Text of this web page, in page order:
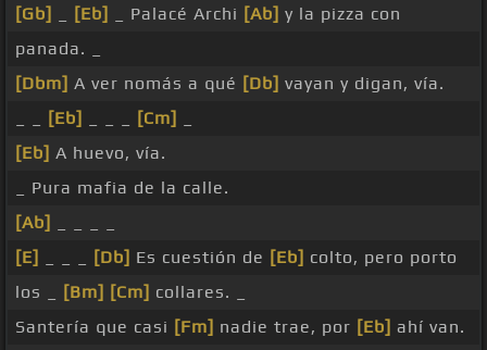
[Gb]
[Eb] _ Palacé Archi [Ab] y la pizza con
panada. _
[Dbm] A ver nomás a qué [Db] vayan y digan, vía.
[Eb] [Cm]
[Eb] A huevo, vía.
_ Pura mafia de la calle.
[Ab]
[E]
[Db] Es cuestión de [Eb] colto, pero porto
los _
[Bm] [Cm] collares. _
Santería que casi [Fm] nadie trae, por [Eb] ahí van.